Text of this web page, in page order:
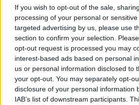
If you wish to opt-out of the sale,
processing of your personal or
targeted advertising by us, please use
section to confirm your selection.
opt-out request is processed you may
interest-based ads based on personal
us or personal information disclosed to
your opt-out. You may separately opt-
disclosure of your personal information
IAB’s list of downstream participants.